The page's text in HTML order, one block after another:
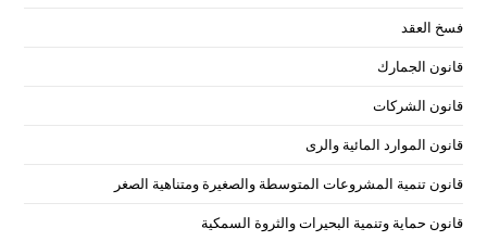
فسخ العقد
قانون الجمارك
قانون الشركات
قانون الموارد المائية والرى
قانون تنمية المشروعات المتوسطة والصغيرة ومتناهية الصغر
قانون حماية وتنمية البحيرات والثروة السمكية